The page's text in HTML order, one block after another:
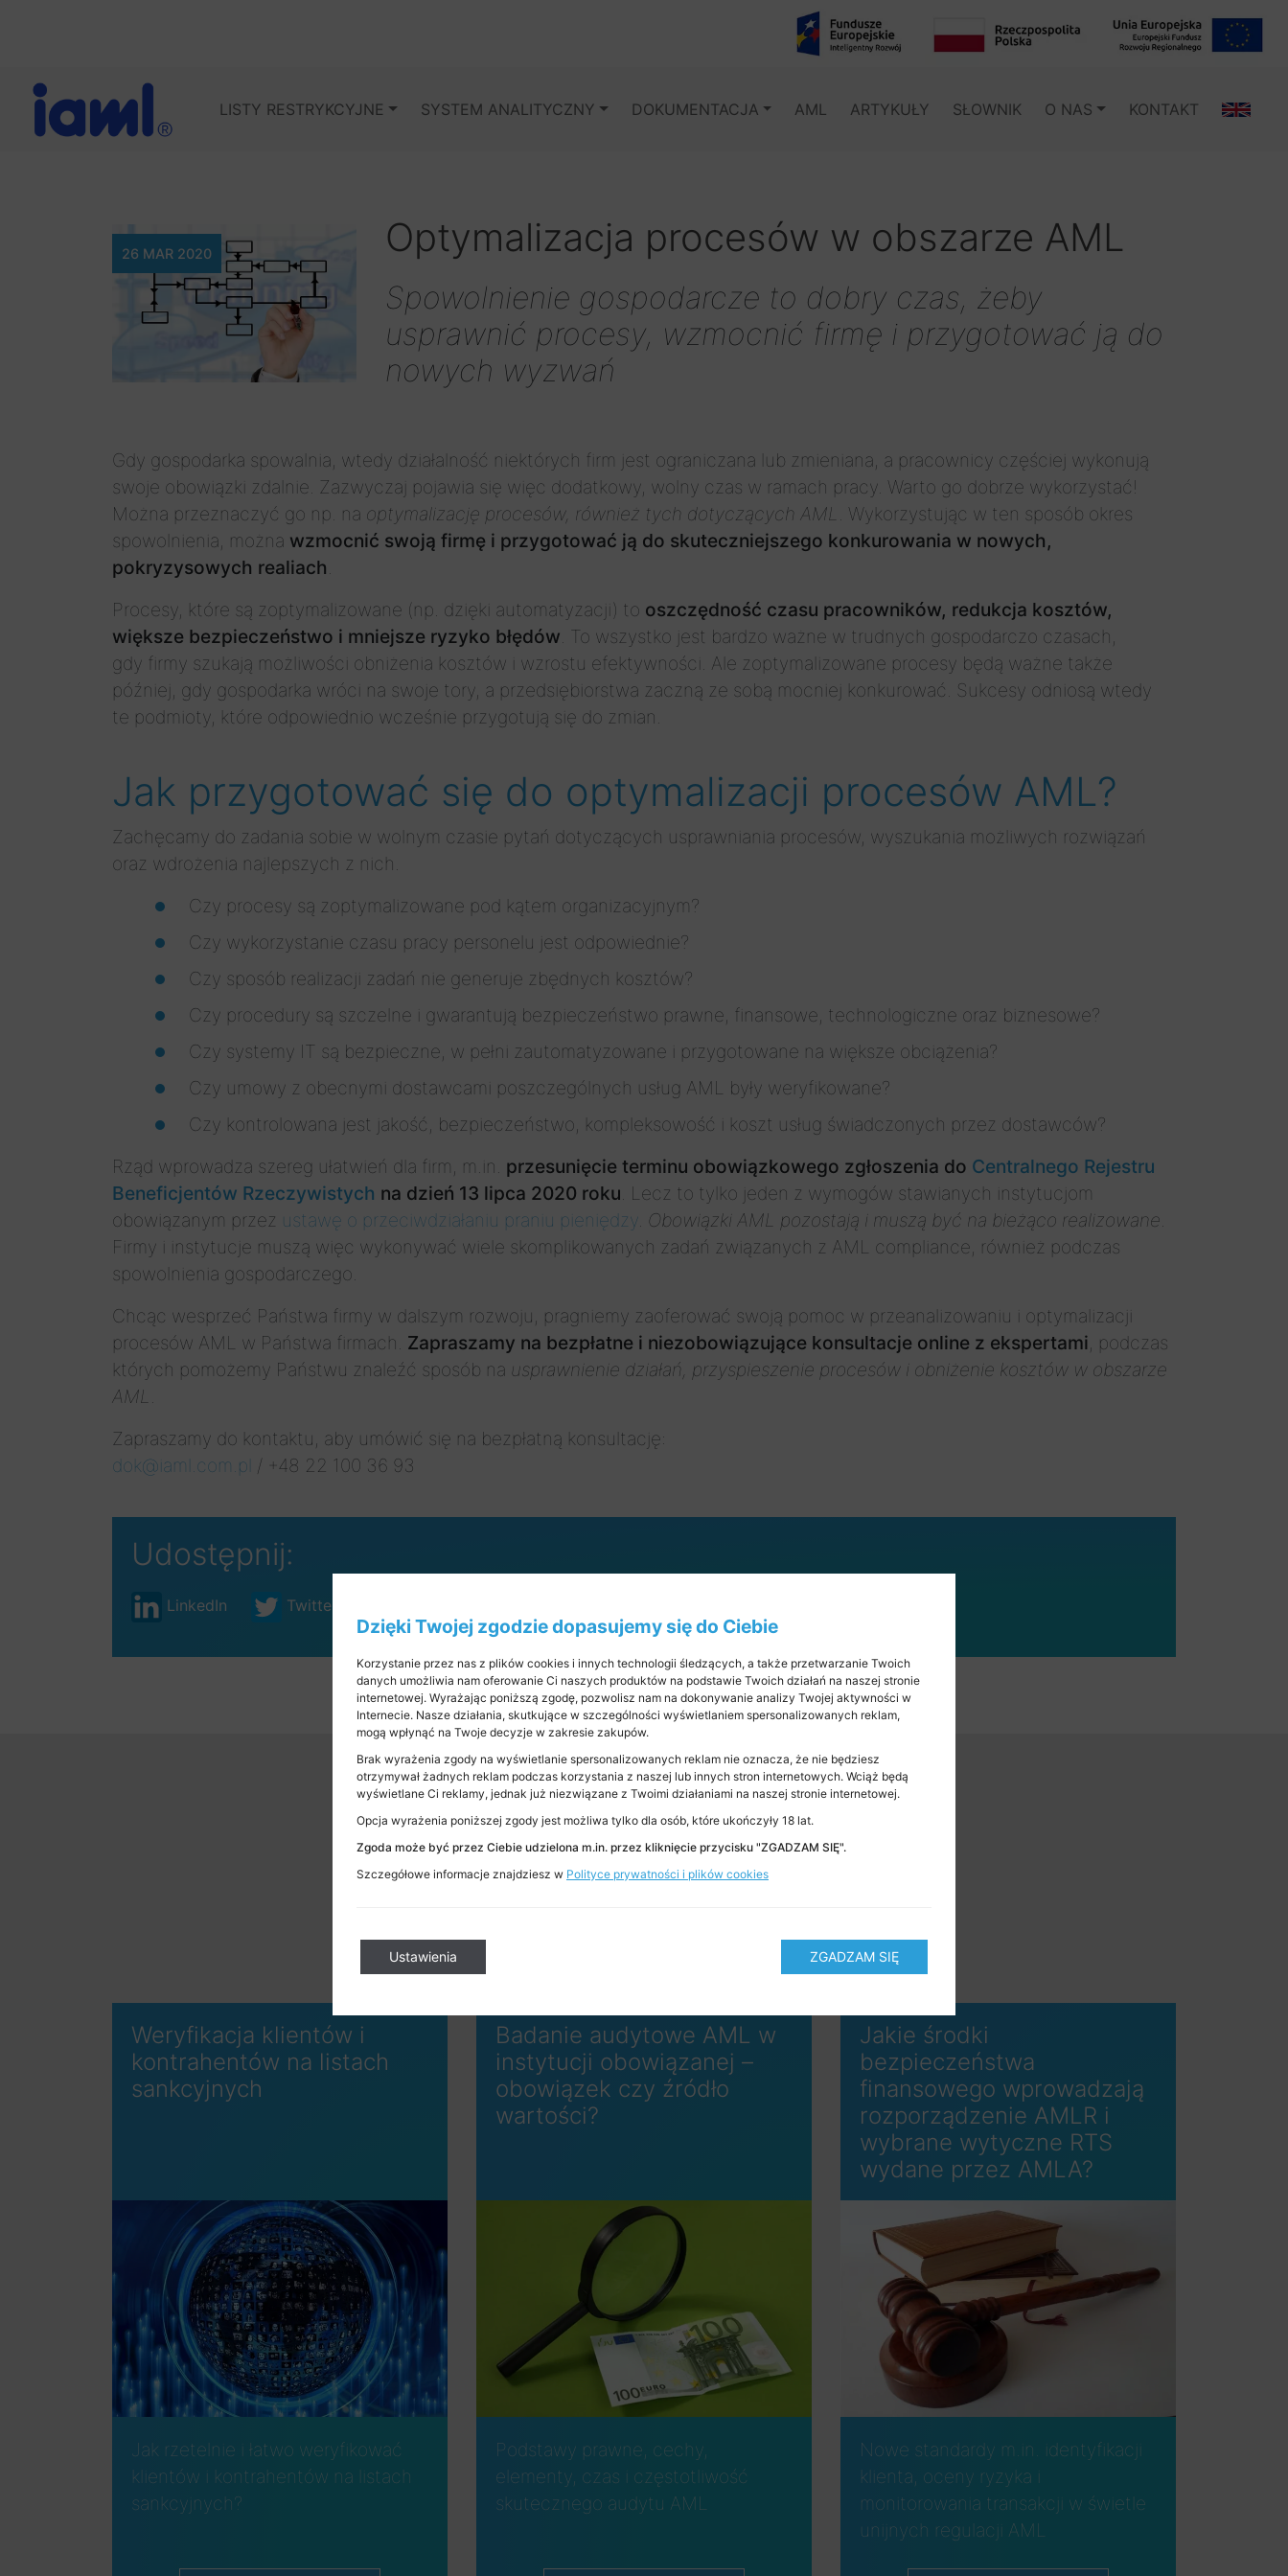
LISTY RESTRYKCYJNE SYSTEM ANALITYCZNY DOKUMENTACJA AML ARTYKUŁY SŁOWNIK O NAS KONTAKT
26 MAR 2020 Optymalizacja procesów w obszarze AML
Spowolnienie gospodarcze to dobry czas, żeby
usprawnić procesy, wzmocnić firmę i przygotować ją do
nowych wyzwań
Gdy gospodarka spowalnia, wtedy działalność niektórych firm jest ograniczana lub zmieniana, a pracownicy częściej wykonują
swoje obowiązki zdalnie. Zazwyczaj pojawia się więc dodatkowy, wolny czas w ramach pracy. Warto go dobrze wykorzystać!
Można przeznaczyć go np. na optymalizację procesów, również tych dotyczących AML . Wykorzystując w ten sposób okres
spowolnienia, można wzmocnić swoją firmę i przygotować ją do skuteczniejszego konkurowania w nowych,
pokryzysowych realiach.
Procesy, które są zoptymalizowane (np. dzięki automatyzacji) to oszczędność czasu pracowników, redukcja kosztów,
większe bezpieczeństwo i mniejsze ryzyko błędów. To wszystko jest bardzo ważne w trudnych gospodarczo czasach,
gdy firmy szukają możliwości obniżenia kosztów i wzrostu efektywności. Ale zoptymalizowane procesy będą ważne także
później, gdy gospodarka wróci na swoje tory, a przedsiębiorstwa zaczną ze sobą mocniej konkurować. Sukcesy odniosą wtedy
te podmioty, które odpowiednio wcześnie przygotują się do zmian.
Jak przygotować się do optymalizacji procesów AML?
Zachęcamy do zadania sobie w wolnym czasie pytań dotyczących usprawniania procesów, wyszukania możliwych rozwiązań
oraz wdrożenia najlepszych z nich.
Czy procesy są zoptymalizowane pod kątem organizacyjnym?
Czy wykorzystanie czasu pracy personelu jest odpowiednie?
Czy sposób realizacji zadań nie generuje zbędnych kosztów?
Czy procedury są szczelne i gwarantują bezpieczeństwo prawne, finansowe, technologiczne oraz biznesowe?
Czy systemy IT są bezpieczne, w pełni zautomatyzowane i przygotowane na większe obciążenia?
Czy umowy z obecnymi dostawcami poszczególnych usług AML były weryfikowane?
Czy kontrolowana jest jakość, bezpieczeństwo, kompleksowość i koszt usług świadczonych przez dostawców?
Rząd wprowadza szereg ułatwień dla firm, m.in. przesunięcie terminu obowiązkowego zgłoszenia do Centralnego Rejestru
Beneficjentów Rzeczywistych na dzień 13 lipca 2020 roku. Lecz to tylko jeden z wymogów stawianych instytucjom
obowiązanym przez ustawę o przeciwdziałaniu praniu pieniędzy. Obowiązki AML pozostają i muszą być na bieżąco realizowane.
Firmy i instytucje muszą więc wykonywać wiele skomplikowanych zadań związanych z AML compliance, również podczas
spowolnienia gospodarczego.
Chcąc wesprzeć Państwa firmy w dalszym rozwoju, pragniemy zaoferować swoją pomoc w przeanalizowaniu i optymalizacji
procesów AML w Państwa firmach. Zapraszamy na bezpłatne i niezobowiązujące konsultacje online z ekspertami, podczas
których pomożemy Państwu znaleźć sposób na usprawnienie działań, przyspieszenie procesów i obniżenie kosztów w obszarze
AML .
Zapraszamy do kontaktu, aby umówić się na bezpłatną konsultację:
dok@iaml.com.pl / +48 22 100 36 93
Udostępnij:
LinkedIn Twitter
Zobacz również
Weryfikacja klientów i
kontrahentów na listach
sankcyjnych
Jak rzetelnie i łatwo weryfikować
klientów i kontrahentów na listach
sankcyjnych?
Badanie audytowe AML w
instytucji obowiązanej –
obowiązek czy źródło
wartości?
Podstawy prawne, cechy,
elementy, czas i częstotliwość
skutecznego audytu AML
Jakie środki
bezpieczeństwa
finansowego wprowadzają
rozporządzenie AMLR i
wybrane wytyczne RTS
wydane przez AMLA?
Nowe standardy m.in. identyfikacji
klienta, oceny ryzyka i
monitorowania transakcji w świetle
unijnych regulacji AML
Dzięki Twojej zgodzie dopasujemy się do Ciebie
Korzystanie przez nas z plików cookies i innych technologii śledzących, a także przetwarzanie Twoich
danych umożliwia nam oferowanie Ci naszych produktów na podstawie Twoich działań na naszej stronie
internetowej. Wyrażając poniższą zgodę, pozwolisz nam na dokonywanie analizy Twojej aktywności w
Internecie. Nasze działania, skutkujące w szczególności wyświetlaniem spersonalizowanych reklam,
mogą wpłynąć na Twoje decyzje w zakresie zakupów.
Brak wyrażenia zgody na wyświetlanie spersonalizowanych reklam nie oznacza, że nie będziesz
otrzymywał żadnych reklam podczas korzystania z naszej lub innych stron internetowych. Wciąż będą
wyświetlane Ci reklamy, jednak już niezwiązane z Twoimi działaniami na naszej stronie internetowej.
Opcja wyrażenia poniższej zgody jest możliwa tylko dla osób, które ukończyły 18 lat.
Zgoda może być przez Ciebie udzielona m.in. przez kliknięcie przycisku "ZGADZAM SIĘ".
Szczegółowe informacje znajdziesz w Polityce prywatności i plików cookies
ZGADZAM SIĘ
Ustawienia